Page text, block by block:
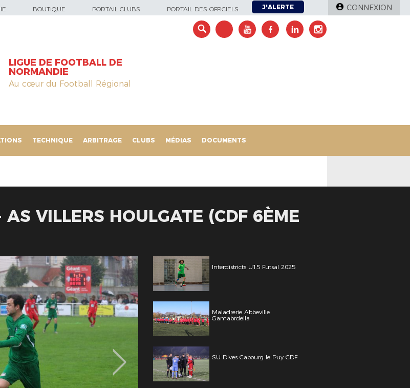
BOUTIQUE PORTAIL CLUBS PORTAIL DES OFFICIELS J'ALERTE CONNEXION
LIGUE DE FOOTBALL DE
NORMANDIE
Au cœur du Football Régional
TECHNIQUE ARBITRAGE CLUBS MÉDIAS DOCUMENTS
VILLERS HOULGATE (CDF 6ÈME
Interdistricts U15 Futsal 2025
Maladrerie Abbeville
Gamabrdella
SU Dives Cabourg le Puy CDF